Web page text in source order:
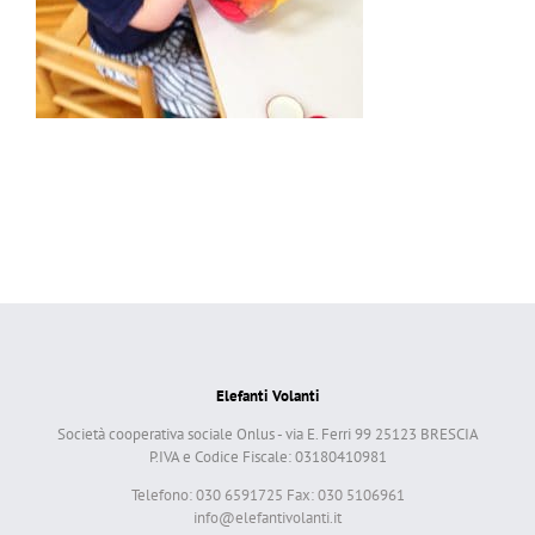
Elefanti Volanti
Società cooperativa sociale Onlus - via E. Ferri 99 25123 BRESCIA
P.IVA e Codice Fiscale: 03180410981
Telefono: 030 6591725 Fax: 030 5106961
info@elefantivolanti.it